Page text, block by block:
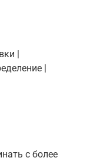
|
|
с более